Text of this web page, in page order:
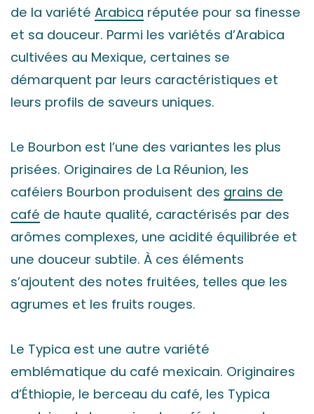
de la variété Arabica réputée pour sa finesse
et sa douceur. Parmi les variétés d’Arabica
cultivées au Mexique, certaines se
démarquent par leurs caractéristiques et
leurs profils de saveurs uniques.
Le Bourbon est l’une des variantes les plus
prisées. Originaires de La Réunion, les
caféiers Bourbon produisent des grains de
café de haute qualité, caractérisés par des
arômes complexes, une acidité équilibrée et
une douceur subtile. À ces éléments
s’ajoutent des notes fruitées, telles que les
agrumes et les fruits rouges.
Le Typica est une autre variété
emblématique du café mexicain. Originaires
d’Éthiopie, le berceau du café, les Typica